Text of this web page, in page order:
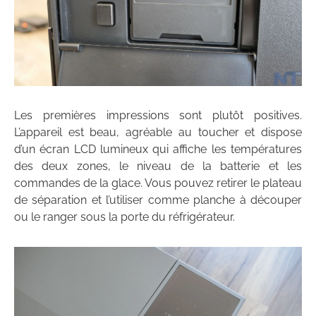
Les premières impressions sont plutôt positives.
L’appareil est beau, agréable au toucher et dispose
d’un écran LCD lumineux qui affiche les températures
des deux zones, le niveau de la batterie et les
commandes de la glace. Vous pouvez retirer le plateau
de séparation et l’utiliser comme planche à découper
ou le ranger sous la porte du réfrigérateur.